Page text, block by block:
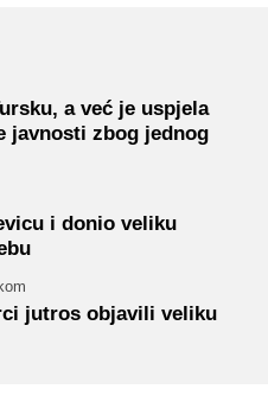
a već je uspjela
javnosti zbog jednog
i donio veliku
jutros objavili veliku